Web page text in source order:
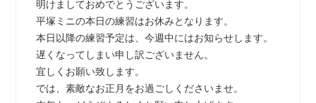
明けましておめでとうございます。
平塚ミニの本日の練習はお休みとなります。
本日以降の練習予定は、今週中にはお知らせします。
遅くなってしまい申し訳ございません。
宜しくお願い致します。
では、素敵なお正月をお過ごしくださいませ。